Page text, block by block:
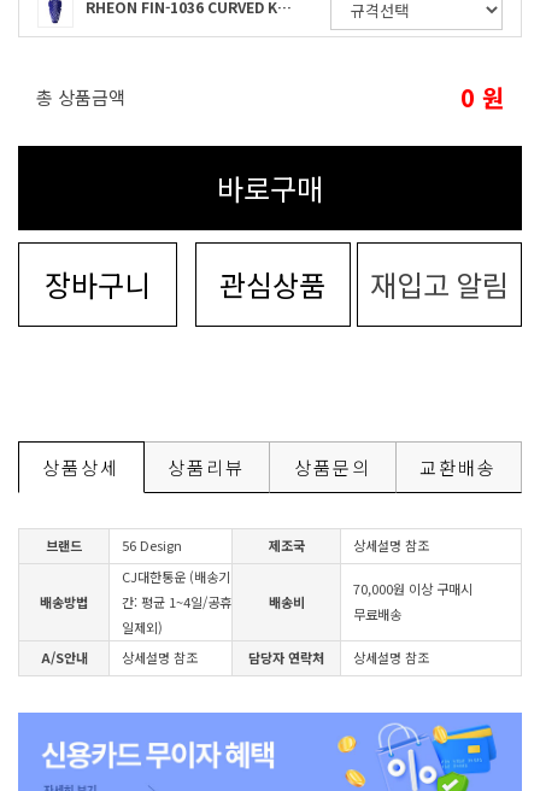
RHEON FIN-1036 CURVED KNEE 무릎 팔꿈치 호환 보호대 레벨2
총 상품금액 0 원
바로구매
장바구니 관심상품 재입고 알림
상품상세 상품리뷰 상품문의 교환배송
브랜드 56 Design 제조국 상세설명 참조
배송방법
CJ대한통운 (배송기
간: 평균 1~4일/공휴
일제외)
배송비
70,000원 이상 구매시
무료배송
A/S안내 상세설명 참조 담당자 연락처 상세설명 참조